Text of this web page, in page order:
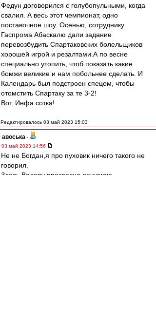
Федун договорился с голубопульными, когда
свалил. А весь этот чемпионат, одно
поставочное шоу. Осенью, сотруднику
Гаспрома Абаскалю дали задание
перевозбудить Спартаковских болельщиков
хорошей игрой и резалтами.А по весне
специально утопить, чтоб показать какие
бомжи великие и нам побольнее сделать. И
Календарь был подстроен спецом, чтобы
отомстить Спартаку за те 3-2!
Вот. Инфа сотка!
Редактировалось 03 май 2023 15:03
авоська -
03 май 2023 14:56
Не не Богдан,я про пуховик ничего такого не
говорил.
Здесь Валеру прекрасно понимаю.